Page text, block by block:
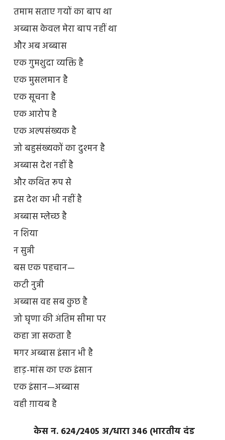
तमाम सताए गयों का बाप था
अब्बास केवल मेरा बाप नहीं था
और अब अब्बास
एक गुमशुदा व्यक्ति है
एक मुसलमान है
एक सूचना है
एक आरोप है
एक अल्पसंख्यक है
जो बहुसंख्यकों का दुश्मन है
अब्बास देश नहीं है
और कथित रूप से
इस देश का भी नहीं है
अब्बास म्लेच्छ है
न शिया
न सुन्नी
बस एक पहचान—
कटी नुन्नी
अब्बास वह सब कुछ है
जो घृणा की अंतिम सीमा पर
कहा जा सकता है
मगर अब्बास इंसान भी है
हाड़-मांस का एक इंसान
एक इंसान—अब्बास
वही ग़ायब है
केस न. 624/2405 अ/धारा 346 (भारतीय दंड